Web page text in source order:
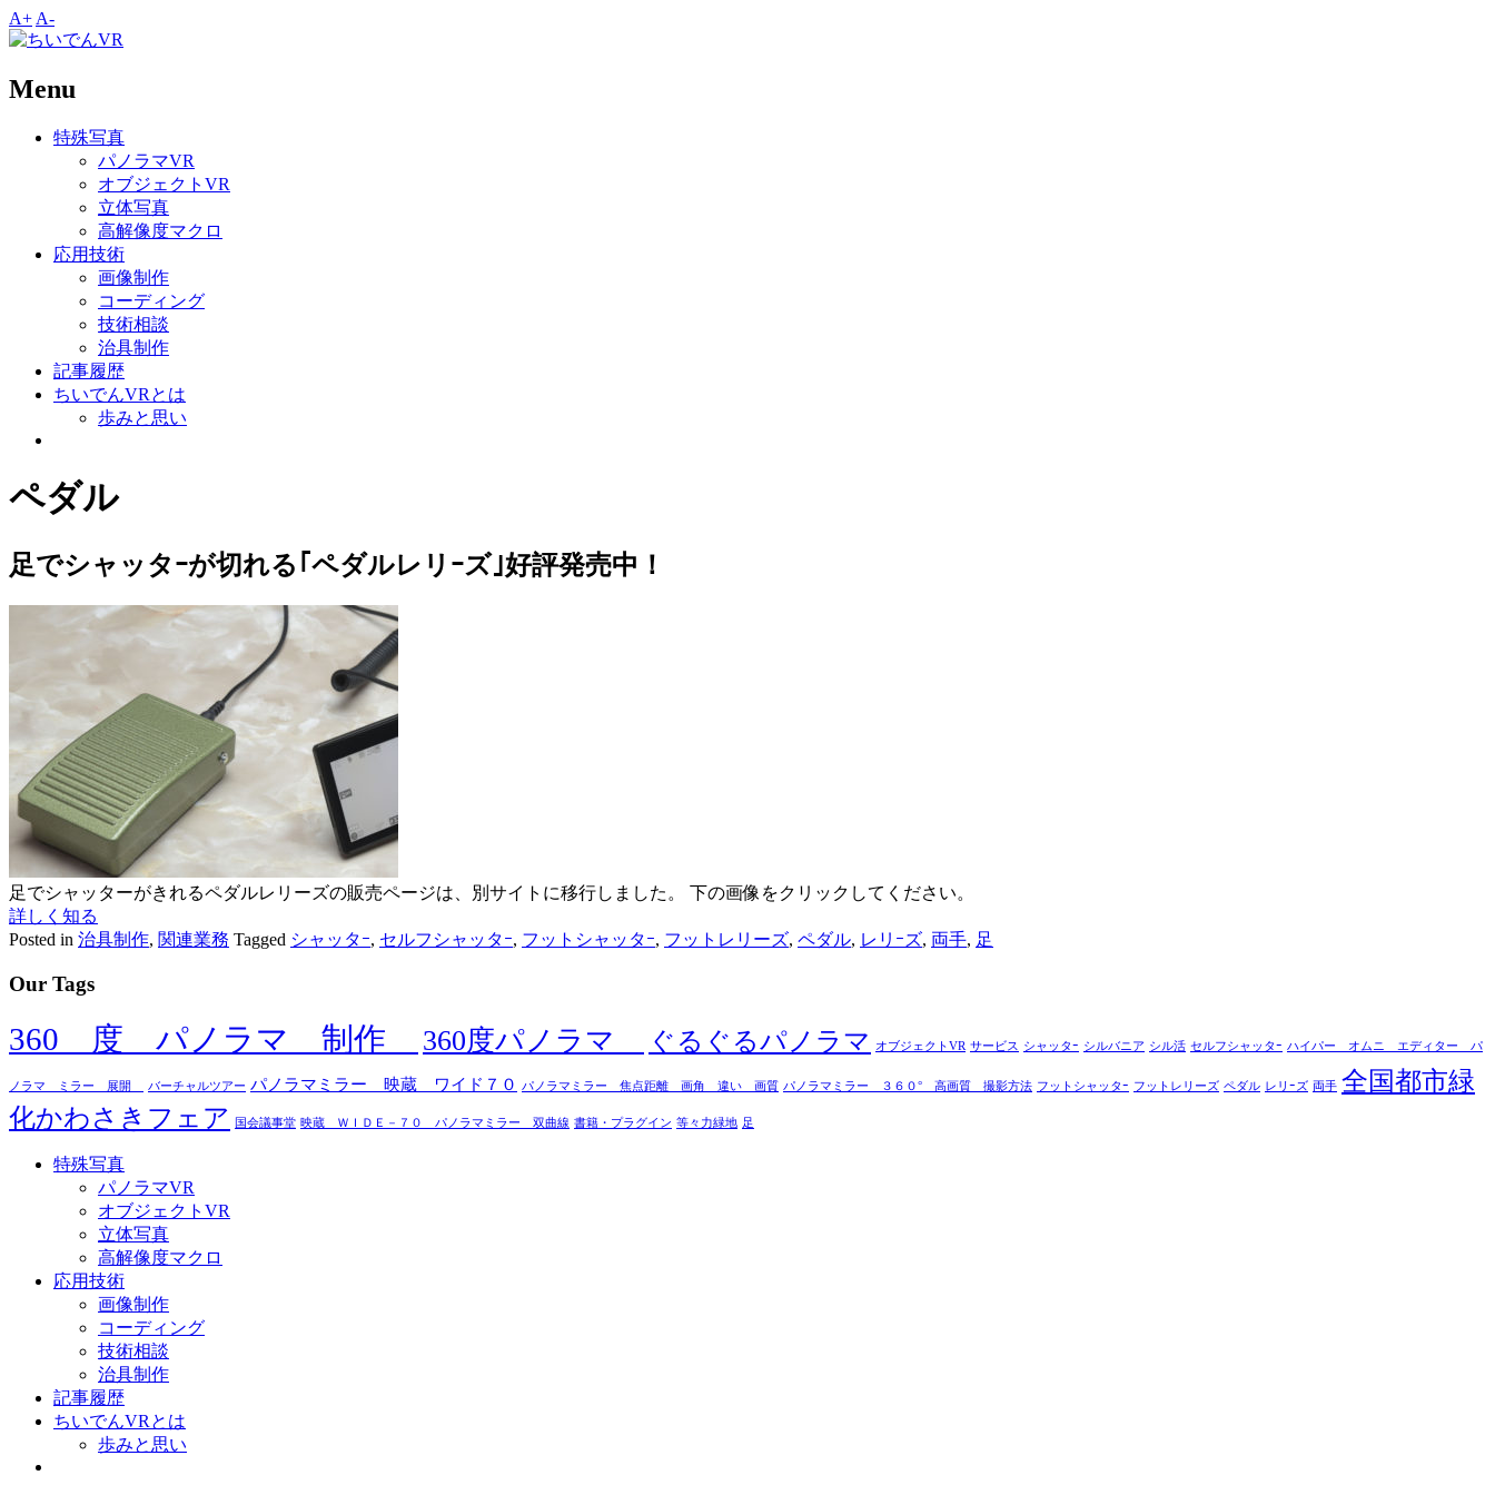
A+ A-
Menu
特殊写真
パノラマVR
オブジェクトVR
立体写真
高解像度マクロ
応用技術
画像制作
コーディング
技術相談
治具制作
記事履歴
ちいでんVRとは
歩みと思い
ペダル
足でシャッタｰが切れる｢ペダルレリｰズ｣好評発売中！
足でシャッターがきれるペダルレリーズの販売ページは、別サイトに移行しました。 下の画像をクリックしてください。
詳しく知る
Posted in 治具制作, 関連業務 Tagged シャッタｰ, セルフシャッタｰ, フットシャッタｰ, フットレリーズ, ペダル, レリｰズ, 両手, 足
Our Tags
360 度 パノラマ 制作 360度パノラマ ぐるぐるパノラマ オブジェクトVR サービス シャッタｰ シルバニア シル活 セルフシャッタｰ ハイパー オムニ エディター パ
ノラマ ミラー 展開 バーチャルツアー パノラマミラー 映蔵 ワイド７０ パノラマミラー 焦点距離 画角 違い 画質 パノラマミラー ３６０° 高画質 撮影方法 フットシャッタｰ フットレリーズ ペダル レリｰズ 両手 全国都市緑
化かわさきフェア
国会議事堂 映蔵 ＷＩＤＥ－７０ パノラマミラー 双曲線 書籍・プラグイン 等々力緑地 足
特殊写真
パノラマVR
オブジェクトVR
立体写真
高解像度マクロ
応用技術
画像制作
コーディング
技術相談
治具制作
記事履歴
ちいでんVRとは
歩みと思い